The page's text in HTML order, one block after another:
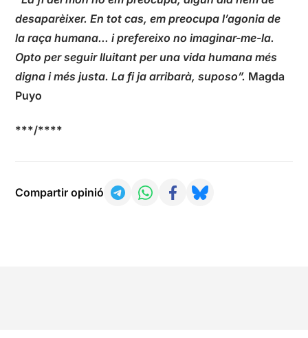
desaparèixer. En tot cas, em preocupa l’agonia de
la raça humana… i prefereixo no imaginar-me-la.
Opto per seguir lluitant per una vida humana més
digna i més justa. La fi ja arribarà, suposo”. Magda
Puyo
***/****
Compartir opinió